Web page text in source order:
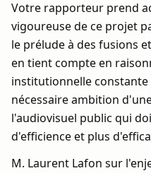
Votre rapporteur prend
vigoureuse de ce projet
le prélude à des fusions
en tient compte en
institutionnelle constante
nécessaire ambition
l'audiovisuel public qui
d'efficience et plus
M. Laurent Lafon sur